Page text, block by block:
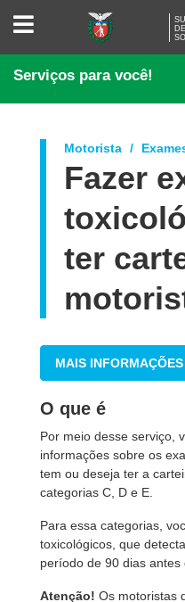
SUPERINTENDÊNCIA
DESENVOLVIMENTO
ECONÔMICO
E
Serviços para você!
Motorista
Fazer
ter
MAIS INFORMAÇÕES
O que é
Por meio desse serviço,
informações sobre os
tem ou deseja ter a
categorias C, D e E.
Para essa categorias,
toxicológicos, que
período de 90 dias antes
Atenção! Os motoristas